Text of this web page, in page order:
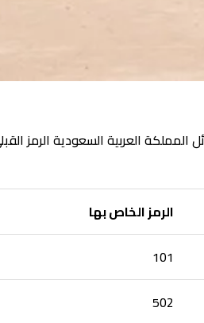
قبيلة من قبائل المملكة العربية
الرمز الخاص بها
101
502